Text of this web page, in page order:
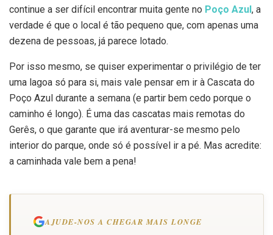
continue a ser difícil encontrar muita gente no Poço Azul, a
verdade é que o local é tão pequeno que, com apenas uma
dezena de pessoas, já parece lotado.
Por isso mesmo, se quiser experimentar o privilégio de ter
uma lagoa só para si, mais vale pensar em ir à Cascata do
Poço Azul durante a semana (e partir bem cedo porque o
caminho é longo). É uma das cascatas mais remotas do
Gerês, o que garante que irá aventurar-se mesmo pelo
interior do parque, onde só é possível ir a pé. Mas acredite:
a caminhada vale bem a pena!
AJUDE-NOS A CHEGAR MAIS LONGE